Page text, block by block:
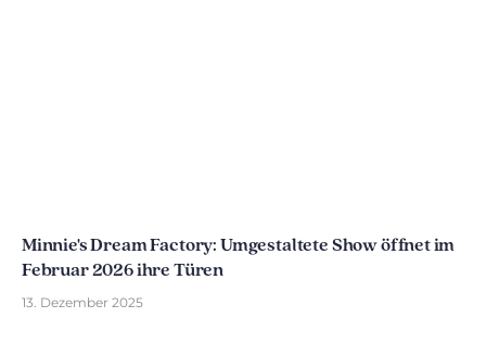
Minnie's Dream Factory: Umgestaltete Show öffnet im
Februar 2026 ihre Türen
13. Dezember 2025